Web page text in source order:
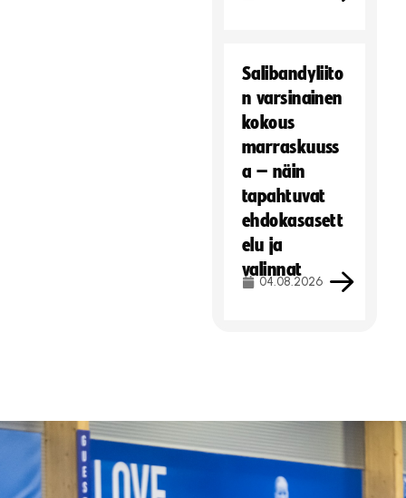
Salibandyliito
n varsinainen
kokous
marraskuuss
a – näin
tapahtuvat
ehdokasasett
elu ja
valinnat
04.08.2026